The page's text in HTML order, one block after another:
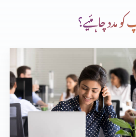
کرسمس کا مقصد: ایک ہندو ڈاکٹر کی زوبانی۔
تعرفِ عیسیٰ المسیح، فرشتوں کی زبانی (بائبل و قرآن)
سورہ یونس 94 اور سورہ نحل 42 کا منحرف کون؟ Part 2
مدد چاہئیے؟